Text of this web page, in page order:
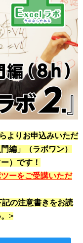
よりお申込みいただ
編」（ラボワン）
）です！
ーをご受講いただ
の注意書きをお読
>